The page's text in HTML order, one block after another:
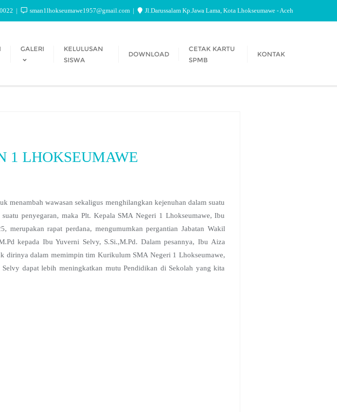
sman1lhokseumawe1957@gmail.com Jl.Darussalam Kp.Jawa Lama, Kota Lhokseumawe - Aceh
GALERI
KELULUSAN
SISWA
DOWNLOAD
CETAK KARTU
SPMB
KONTAK
1 LHOKSEUMAWE
menambah wawasan sekaligus menghilangkan kejenuhan dalam suatu
penyegaran, maka Plt. Kepala SMA Negeri 1 Lhokseumawe, Ibu
merupakan rapat perdana, mengumumkan pergantian Jabatan Wakil
kepada Ibu Yuverni Selvy, S.Si.,M.Pd. Dalam pesannya, Ibu Aiza
dirinya dalam memimpin tim Kurikulum SMA Negeri 1 Lhokseumawe,
dapat lebih meningkatkan mutu Pendidikan di Sekolah yang kita